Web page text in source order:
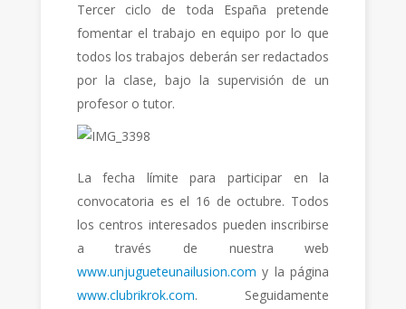
Tercer ciclo de toda España pretende
fomentar el trabajo en equipo por lo que
todos los trabajos deberán ser redactados
por la clase, bajo la supervisión de un
profesor o tutor.
La fecha límite para participar en la
convocatoria es el 16 de octubre. Todos
los centros interesados pueden inscribirse
a través de nuestra web
www.unjugueteunailusion.com y la página
www.clubrikrok.com. Seguidamente